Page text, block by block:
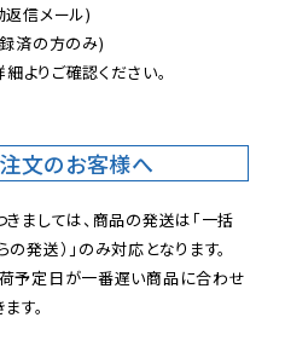
返信メール)
済の方のみ)
細よりご確認ください。
文のお客様へ
ましては、商品の発送は「一括
発送）」のみ対応となります。
予定日が一番遅い商品に合わせ
す。